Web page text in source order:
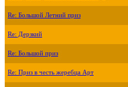
Re: Большой Летний приз
Re: Дерзкий
Re: Большой приз
Re: Приз в честь жеребца Арт